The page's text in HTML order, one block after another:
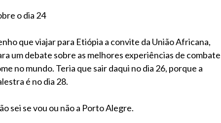
o dia 24
que viajar para Etiópia a convite da União Africana,
um debate sobre as melhores experiências de
no mundo. Teria que sair daqui no dia 26, porque a
é no dia 28.
sei se vou ou não a Porto Alegre.